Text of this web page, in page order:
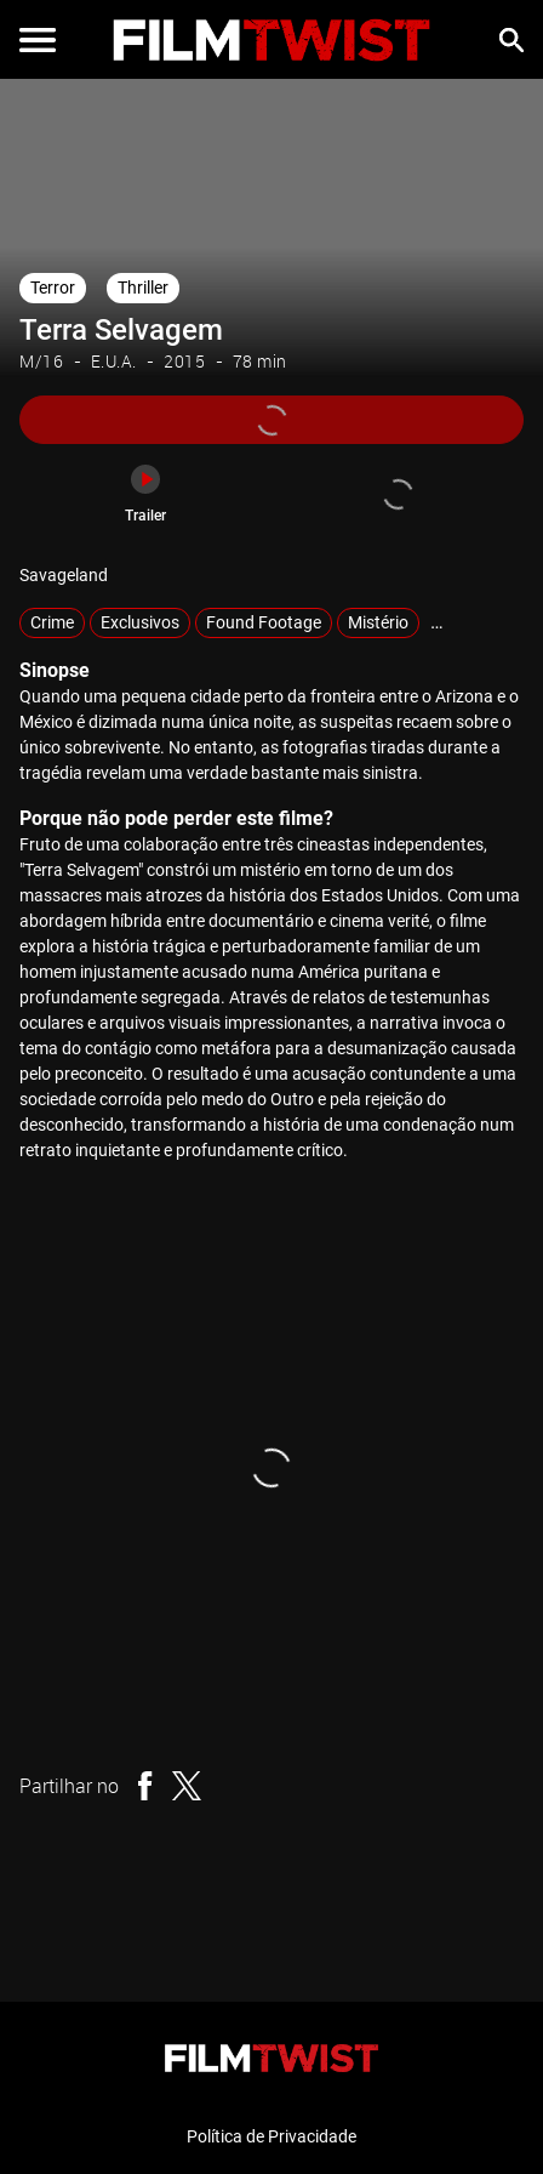
Terror Thriller
Terra Selvagem
M/16 E.U.A. 2015 78 min
Trailer
Savageland
Crime Exclusivos Found Footage Mistério Sobrenatural
Sinopse
Quando uma pequena cidade perto da fronteira entre o Arizona e o
México é dizimada numa única noite, as suspeitas recaem sobre o
único sobrevivente. No entanto, as fotografias tiradas durante a
tragédia revelam uma verdade bastante mais sinistra.
Porque não pode perder este filme?
Fruto de uma colaboração entre três cineastas independentes,
"Terra Selvagem" constrói um mistério em torno de um dos
massacres mais atrozes da história dos Estados Unidos. Com uma
abordagem híbrida entre documentário e cinema verité, o filme
explora a história trágica e perturbadoramente familiar de um
homem injustamente acusado numa América puritana e
profundamente segregada. Através de relatos de testemunhas
oculares e arquivos visuais impressionantes, a narrativa invoca o
tema do contágio como metáfora para a desumanização causada
pelo preconceito. O resultado é uma acusação contundente a uma
sociedade corroída pelo medo do Outro e pela rejeição do
desconhecido, transformando a história de uma condenação num
retrato inquietante e profundamente crítico.
Partilhar no
Política de Privacidade